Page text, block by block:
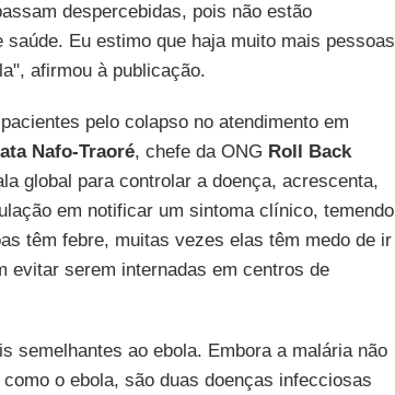
despercebidas, pois não estão
Eu estimo que haja muito mais pessoas
afirmou à publicação.
pelo colapso no atendimento em
Nafo-Traoré, chefe da ONG Roll Back
global para controlar a doença, acrescenta,
em notificar um sintoma clínico, temendo
têm febre, muitas vezes elas têm medo de ir
evitar serem internadas em centros de
semelhantes ao ebola. Embora a malária não
o ebola, são duas doenças infecciosas